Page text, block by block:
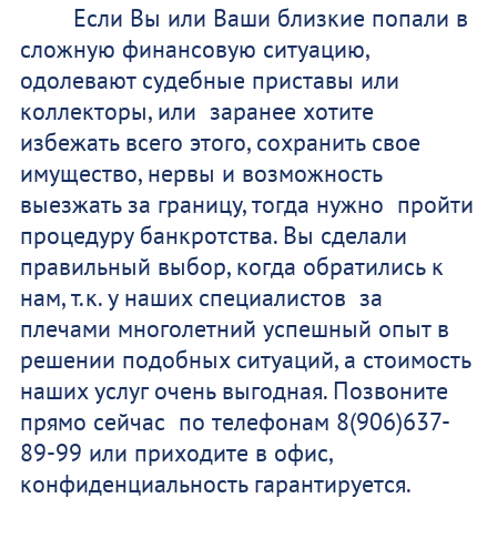
Если Вы или Ваши близкие попали в
сложную финансовую ситуацию,
одолевают судебные приставы или
коллекторы, или заранее хотите
избежать всего этого, сохранить свое
имущество, нервы и возможность
выезжать за границу, тогда нужно пройти
процедуру банкротства. Вы сделали
правильный выбор, когда обратились к
нам, т.к. у наших специалистов за
плечами многолетний успешный опыт в
решении подобных ситуаций, а стоимость
наших услуг очень выгодная. Позвоните
прямо сейчас по телефонам 8(906)637-
89-99 или приходите в офис,
конфиденциальность гарантируется.